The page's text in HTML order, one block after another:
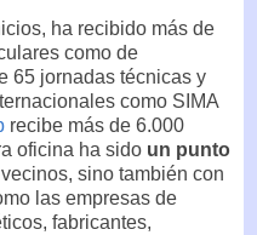
ha recibido más de
como de
65 jornadas técnicas y
como SIMA
recibe más de 6.000
oficina ha sido un punto
sino también con
las empresas de
fabricantes,